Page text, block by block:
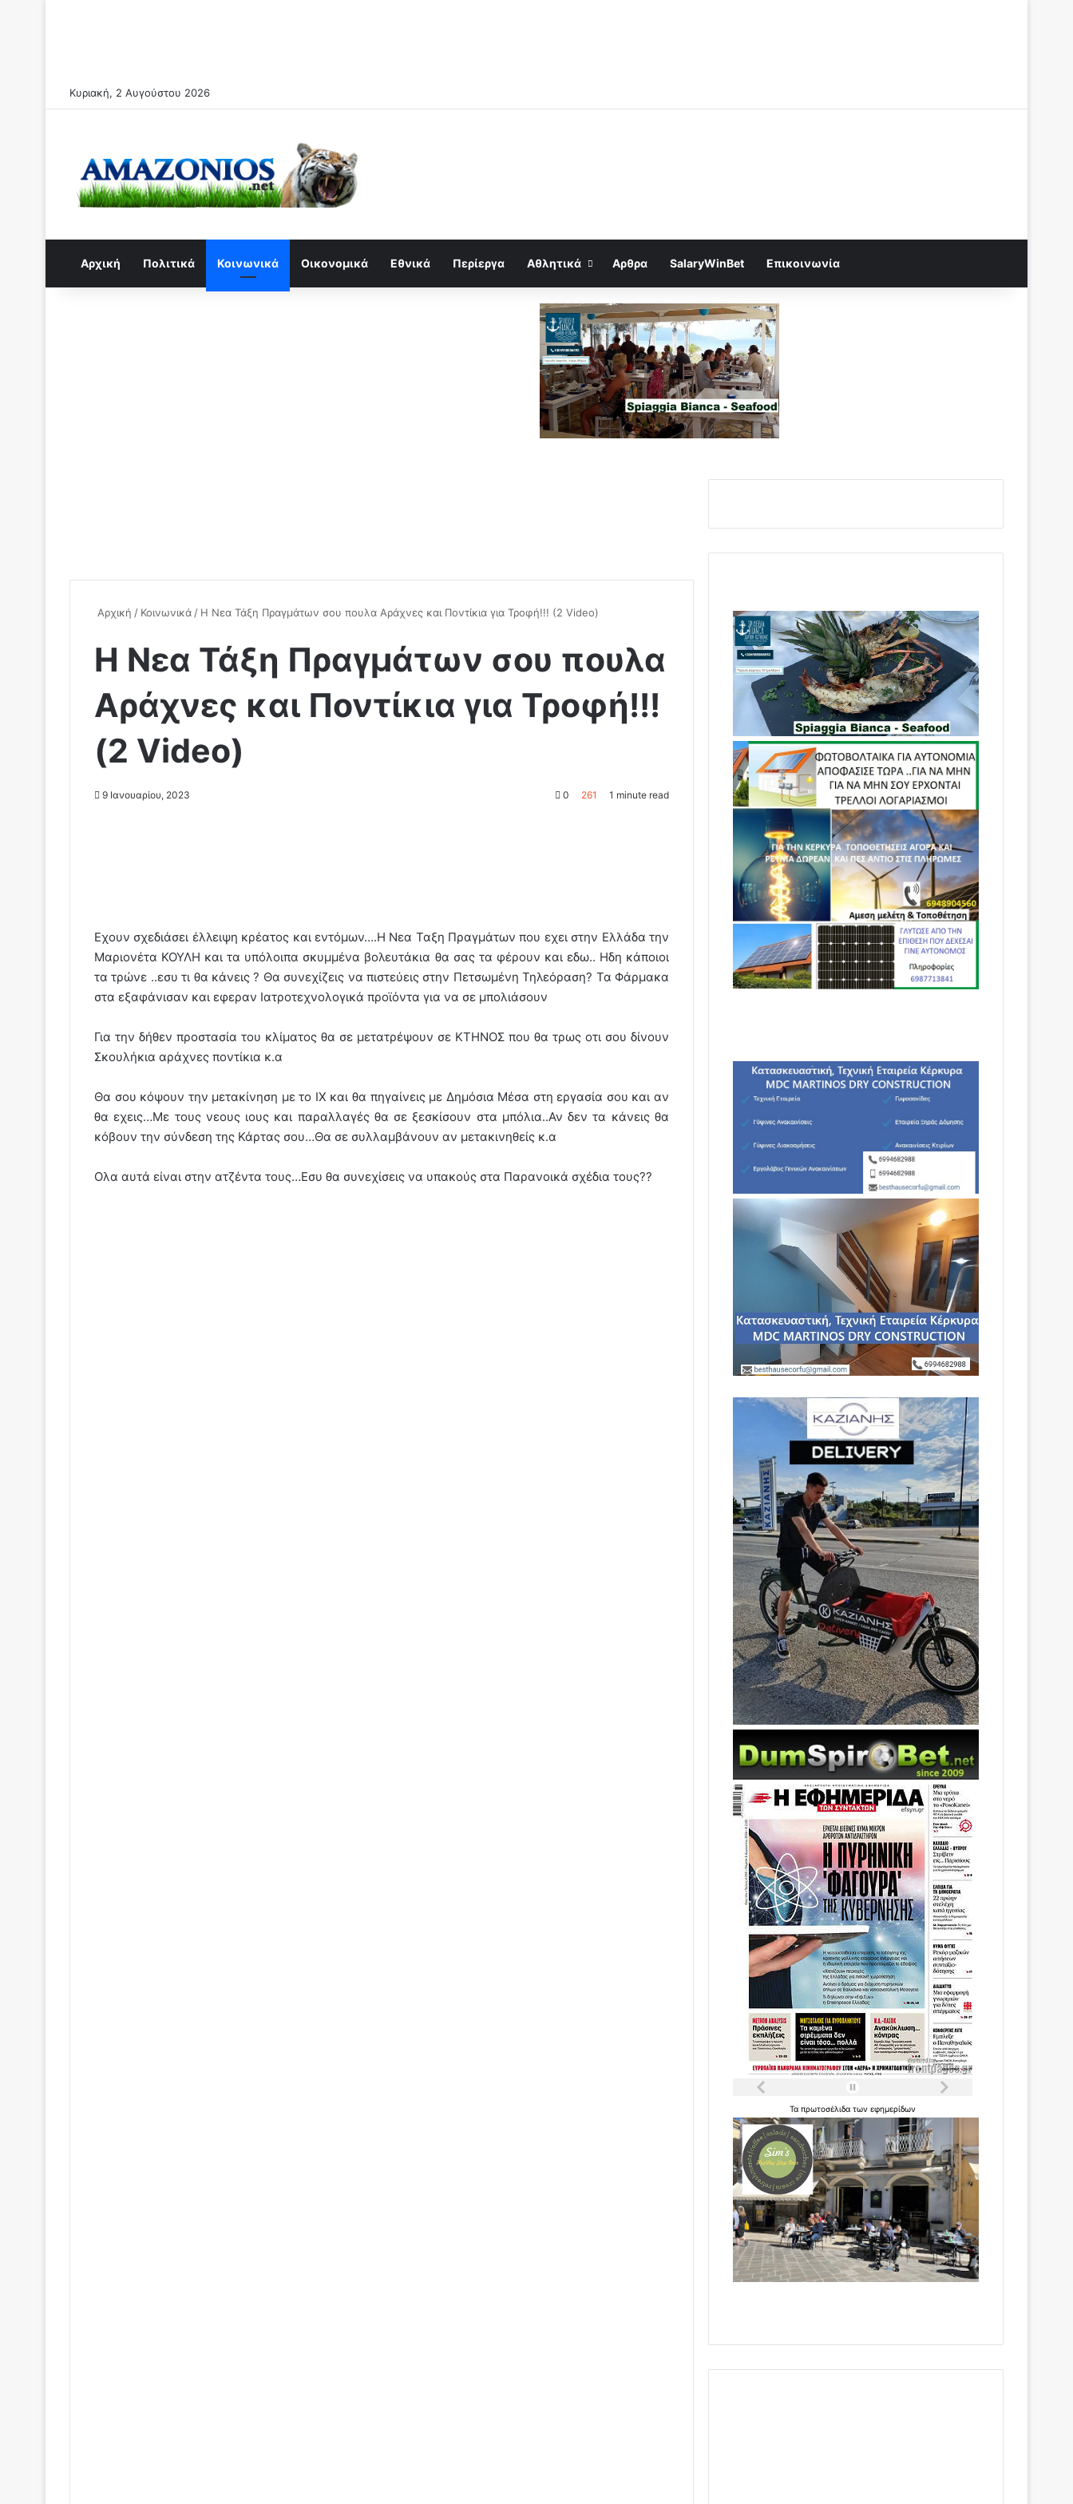
Κυριακή, 2 Αυγούστου 2026
Αρχική Πολιτικά Κοινωνικά Οικονομικά Εθνικά Περίεργα Αθλητικά Αρθρα SalaryWinBet Επικοινωνία
Αρχική / Κοινωνικά / Η Νεα Τάξη Πραγμάτων σου πουλα Αράχνες και Ποντίκια για Τροφή!!! (2 Video)
Η Νεα Τάξη Πραγμάτων σου πουλα
Αράχνες και Ποντίκια για Τροφή!!!
(2 Video)
9 Ιανουαρίου, 2023 0 261 1 minute read
Eχουν σχεδιάσει έλλειψη κρέατος και εντόμων….Η Νεα Ταξη Πραγμάτων που εχει στην Ελλάδα την
Μαριονέτα ΚΟΥΛΗ και τα υπόλοιπα σκυμμένα βολευτάκια θα σας τα φέρουν και εδω.. Ηδη κάποιοι
τα τρώνε ..εσυ τι θα κάνεις ? Θα συνεχίζεις να πιστεύεις στην Πετσωμένη Τηλεόραση? Τα Φάρμακα
στα εξαφάνισαν και εφεραν Ιατροτεχνολογικά προϊόντα για να σε μπολιάσουν
Για την δήθεν προστασία του κλίματος θα σε μετατρέψουν σε ΚΤΗΝΟΣ που θα τρως οτι σου δίνουν
Σκουλήκια αράχνες ποντίκια κ.α
Θα σου κόψουν την μετακίνηση με το ΙΧ και θα πηγαίνεις με Δημόσια Μέσα στη εργασία σου και αν
θα εχεις…Με τους νεους ιους και παραλλαγές θα σε ξεσκίσουν στα μπόλια..Αν δεν τα κάνεις θα
κόβουν την σύνδεση της Κάρτας σου…Θα σε συλλαμβάνουν αν μετακινηθείς κ.α
Ολα αυτά είναι στην ατζέντα τους…Εσυ θα συνεχίσεις να υπακούς στα Παρανοικά σχέδια τους??
Ταπρωτοσέλιδατωνεφημερίδων